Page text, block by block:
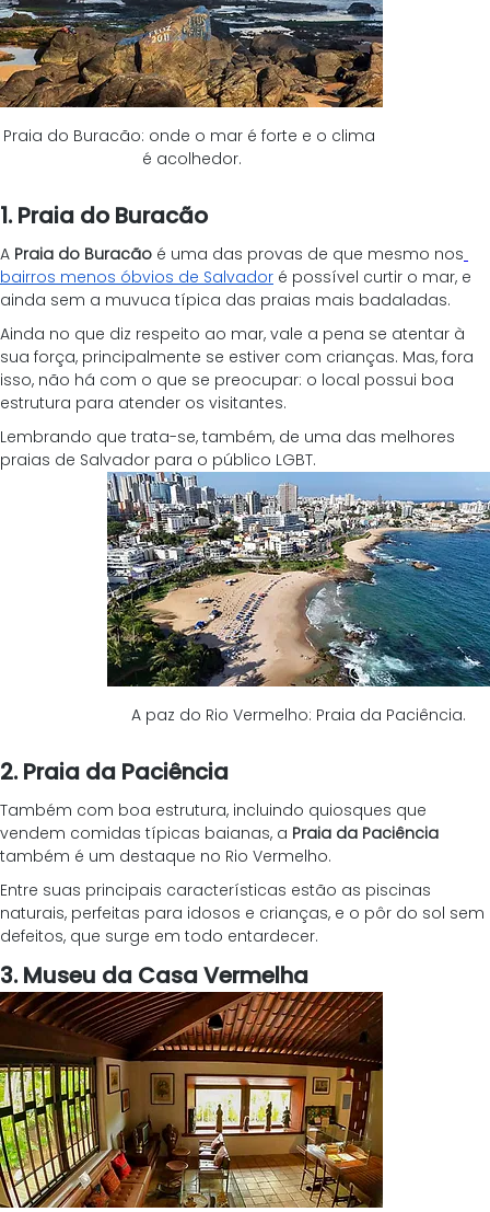
Praia do Buracão: onde o mar é forte e o clima
é acolhedor.
1. Praia do Buracão
A Praia do Buracão é uma das provas de que mesmo nos
bairros menos óbvios de Salvador é possível curtir o mar, e
ainda sem a muvuca típica das praias mais badaladas.
Ainda no que diz respeito ao mar, vale a pena se atentar à
sua força, principalmente se estiver com crianças. Mas, fora
isso, não há com o que se preocupar: o local possui boa
estrutura para atender os visitantes.
Lembrando que trata-se, também, de uma das melhores
praias de Salvador para o público LGBT.
A paz do Rio Vermelho: Praia da Paciência.
2. Praia da Paciência
Também com boa estrutura, incluindo quiosques que
vendem comidas típicas baianas, a Praia da Paciência
também é um destaque no Rio Vermelho.
Entre suas principais características estão as piscinas
naturais, perfeitas para idosos e crianças, e o pôr do sol sem
defeitos, que surge em todo entardecer.
3. Museu da Casa Vermelha